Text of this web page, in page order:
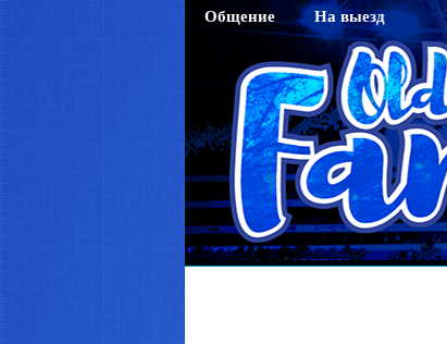
Общение
Гостевая
Регистрация
Активация кода sms
Смена пароля
Редактирование профайла
На выезд
Саратов
Тихвин
Новосибирск
Махачкала
Нижний Новгород
Оренбург